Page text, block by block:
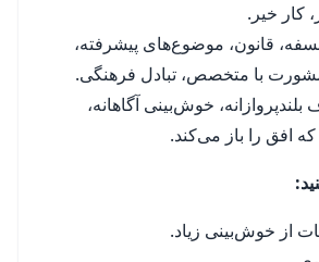
کار خیر.
قانون، موضوع‌های پیشرفته،
مشورت با متخصص، تبادل فرهنگی.
خوش‌بینی آگاهانه،
افق را باز می‌کند.
از خوش‌بینی زیاد.